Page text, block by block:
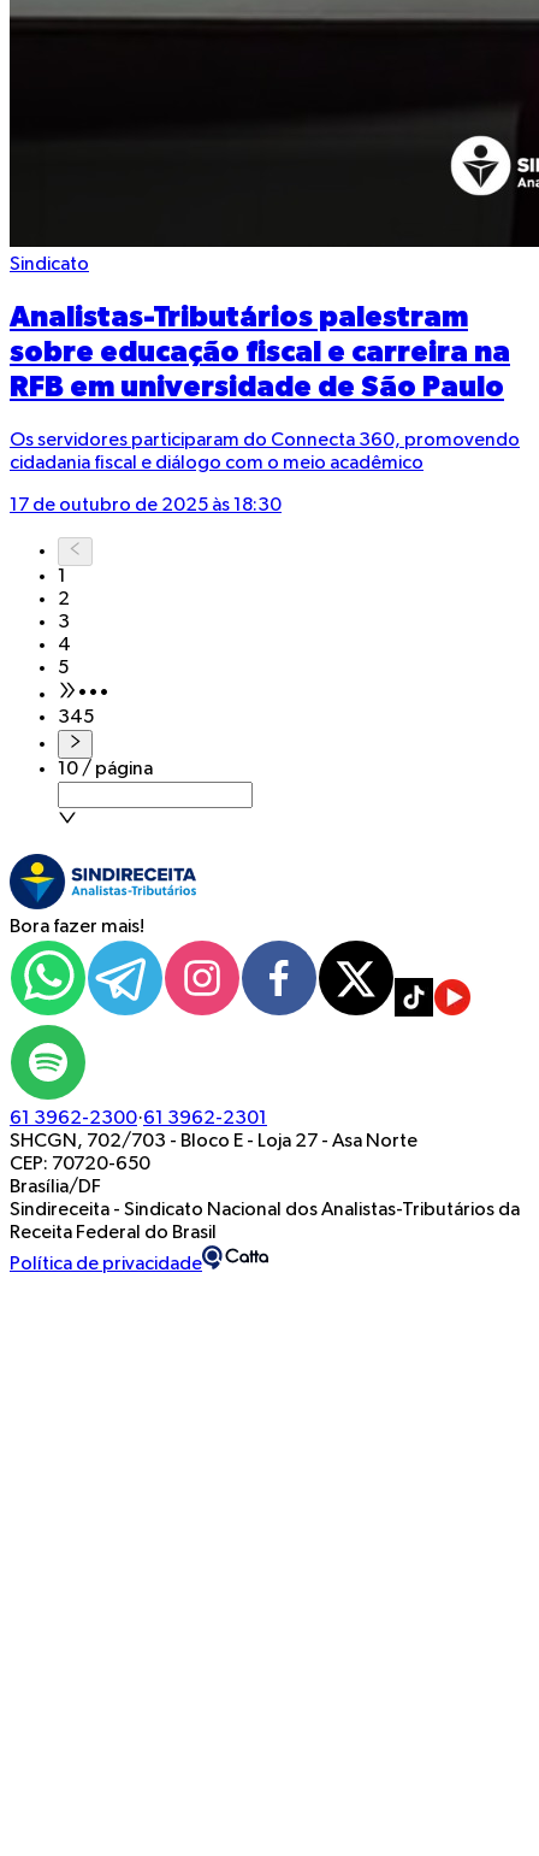
Sindicato
Analistas-Tributários palestram
sobre educação fiscal e carreira na
RFB em universidade de São Paulo
Os servidores participaram do Connecta 360, promovendo
cidadania fiscal e diálogo com o meio acadêmico
17 de outubro de 2025 às 18:30
1
2
3
4
5
•••
345
10 / página
Bora fazer mais!
61 3962-2300·61 3962-2301
SHCGN, 702/703 - Bloco E - Loja 27 - Asa Norte
CEP: 70720-650
Brasília/DF
Sindireceita - Sindicato Nacional dos Analistas-Tributários da
Receita Federal do Brasil
Política de privacidade